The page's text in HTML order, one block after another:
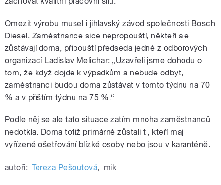
Omezit výrobu musel i jihlavský závod společnosti Bosch
Diesel. Zaměstnance sice nepropouští, někteří ale
zůstávají doma, připouští předseda jedné z odborových
organizací Ladislav Melichar: „Uzavřeli jsme dohodu o
tom, že když dojde k výpadkům a nebude odbyt,
zaměstnanci budou doma zůstávat v tomto týdnu na 70
% a v příštím týdnu na 75 %.“
Podle něj se ale tato situace zatím mnoha zaměstnanců
nedotkla. Doma totiž primárně zůstali ti, kteří mají
vyřízené ošetřování blízké osoby nebo jsou v karanténě.
autoři: Tereza Pešoutová, mik